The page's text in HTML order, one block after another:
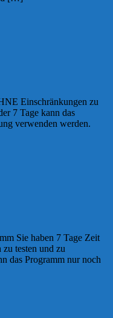
Einschränkungen zu
7 Tage kann das
verwenden werden.
Sie haben 7 Tage Zeit
testen und zu
das Programm nur noch